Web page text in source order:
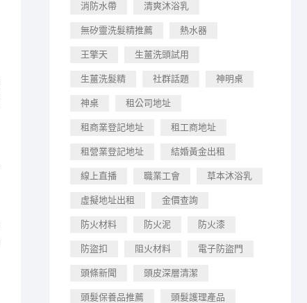
消防水帶 清爽沐浴乳
無矽靈洗髮精推薦 熱水器
王擎天 生薑洗頭試用
生薑洗髮精 社群話題 神明桌
神桌 租公司地址
租商業登記地址 租工商地址
租營業登記地址 結婚黃金出租
線上直播 職業工會 草本沐浴乳
虛擬地址出租 金價查詢
防火材料 防火泥 防火漆
防盜扣 阻火材料 電子防盜門
頭條新聞 頭皮深層清潔
頭髮保養品推薦 頭髮護理產品